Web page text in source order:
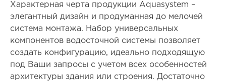
Характерная черта продукции Aquasystem –
элегантный дизайн и продуманная до мелочей
система монтажа. Набор универсальных
компонентов водосточной системы позволяет
создать конфигурацию, идеально подходящую
под Ваши запросы с учетом всех особенностей
архитектуры здания или строения. Достаточно